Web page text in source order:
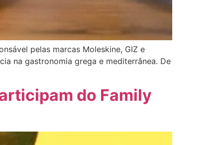
pelas marcas Moleskine, GIZ e
na gastronomia grega e mediterrânea. De
do Family